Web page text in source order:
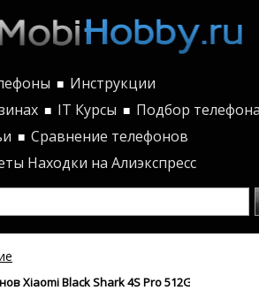
■ Инструкции
■ IT Курсы ■ Подбор
■ Сравнение телефонов
Находки на Алиэкспресс
Xiaomi Black Shark 4S Pro 512Gb и